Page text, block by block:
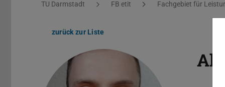
Sie befinden sich hier:
TU Darmstadt FB etit Fachgebiet für
zurück zur Liste